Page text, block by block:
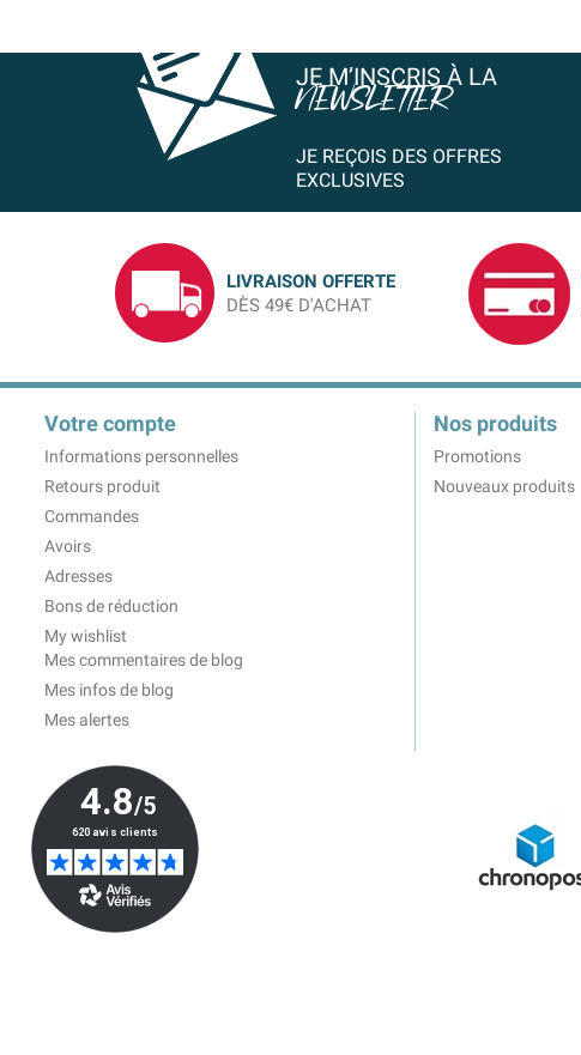
JE M’INSCRIS À LA
NEWSLETTER
JE REÇOIS DES OFFRES
EXCLUSIVES
LIVRAISON OFFERTE
DÈS 49€ D'ACHAT
Votre compte
Informations personnelles
Retours produit
Commandes
Avoirs
Adresses
Bons de réduction
My wishlist
Mes commentaires de blog
Mes infos de blog
Mes alertes
Nos produits
Promotions
Nouveaux produits